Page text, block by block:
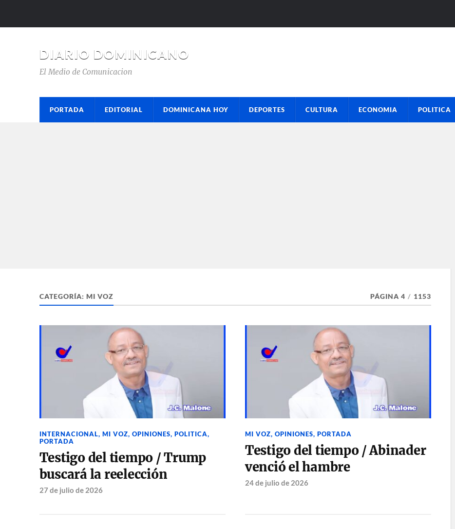
DIARIO DOMINICANO
El Medio de Comunicacion
PORTADA EDITORIAL DOMINICANA HOY DEPORTES CULTURA ECONOMIA POLITICA
CATEGORÍA: MI VOZ PÁGINA 4 / 1153
INTERNACIONAL, MI VOZ, OPINIONES, POLITICA,
PORTADA
Testigo del tiempo / Trump
buscará la reelección
27 de julio de 2026
MI VOZ, OPINIONES, PORTADA
Testigo del tiempo / Abinader
venció el hambre
24 de julio de 2026